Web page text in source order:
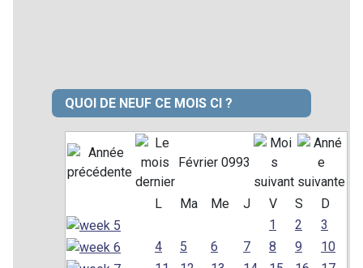
QUOI DE NEUF CE MOIS CI ?
Février 0993
L Ma Me J V S
D
1
2
3
4
5 6 7 8 9
10